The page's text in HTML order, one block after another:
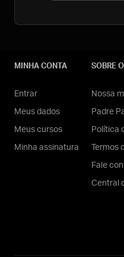
MINHA CONTA
Entrar
Meus dados
Meus cursos
Minha assinatura
SOBRE
Nossa
Padre
Política
Termos
Fale
Central